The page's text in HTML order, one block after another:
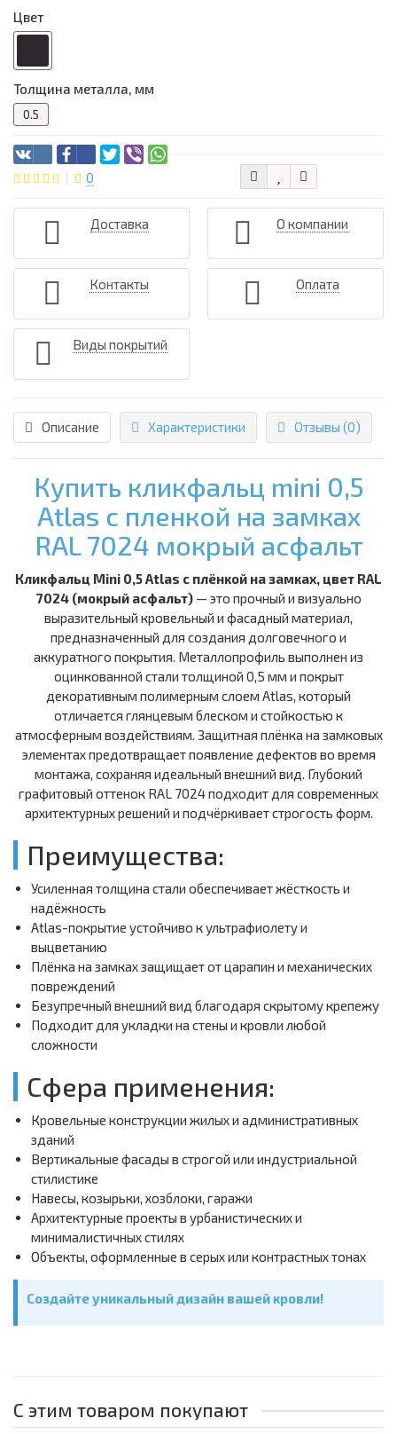
Цвет
Толщина металла, мм
0.5
0
Доставка О компании
Контакты Оплата
Виды покрытий
Описание Характеристики Отзывы (0)
Купить кликфальц mini 0,5
Atlas с пленкой на замках
RAL 7024 мокрый асфальт
Кликфальц Mini 0,5 Atlas с плёнкой на замках, цвет RAL
7024 (мокрый асфальт) — это прочный и визуально
выразительный кровельный и фасадный материал,
предназначенный для создания долговечного и
аккуратного покрытия. Металлопрофиль выполнен из
оцинкованной стали толщиной 0,5 мм и покрыт
декоративным полимерным слоем Atlas, который
отличается глянцевым блеском и стойкостью к
атмосферным воздействиям. Защитная плёнка на замковых
элементах предотвращает появление дефектов во время
монтажа, сохраняя идеальный внешний вид. Глубокий
графитовый оттенок RAL 7024 подходит для современных
архитектурных решений и подчёркивает строгость форм.
Преимущества:
Усиленная толщина стали обеспечивает жёсткость и
надёжность
Atlas-покрытие устойчиво к ультрафиолету и
выцветанию
Плёнка на замках защищает от царапин и механических
повреждений
Безупречный внешний вид благодаря скрытому крепежу
Подходит для укладки на стены и кровли любой
сложности
Сфера применения:
Кровельные конструкции жилых и административных
зданий
Вертикальные фасады в строгой или индустриальной
стилистике
Навесы, козырьки, хозблоки, гаражи
Архитектурные проекты в урбанистических и
минималистичных стилях
Объекты, оформленные в серых или контрастных тонах
Создайте уникальный дизайн вашей кровли!
С этим товаром покупают